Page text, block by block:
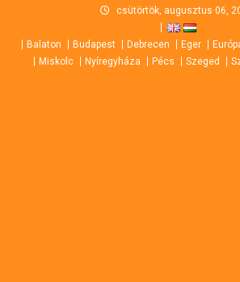
content
csütörtök, augusztus 06,
Balaton Budapest Debrecen Eger
Miskolc
Nyíregyháza Pécs Szeged